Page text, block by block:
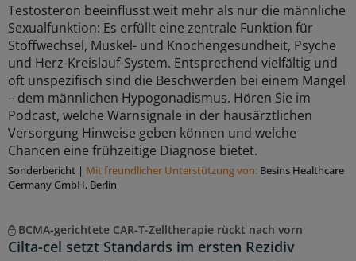
Testosteron beeinflusst weit mehr als nur die männliche
Sexualfunktion: Es erfüllt eine zentrale Funktion für
Stoffwechsel, Muskel- und Knochengesundheit, Psyche
und Herz-Kreislauf-System. Entsprechend vielfältig und
oft unspezifisch sind die Beschwerden bei einem Mangel
– dem männlichen Hypogonadismus. Hören Sie im
Podcast, welche Warnsignale in der hausärztlichen
Versorgung Hinweise geben können und welche
Chancen eine frühzeitige Diagnose bietet.
Sonderbericht | Mit freundlicher Unterstützung von: Besins Healthcare
Germany GmbH, Berlin
BCMA-gerichtete CAR-T-Zelltherapie rückt nach vorn
Cilta-cel setzt Standards im ersten Rezidiv